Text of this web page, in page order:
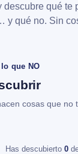
descubre qué te
y qué no. Sin
que NO
cosas que no
Has descubierto 0